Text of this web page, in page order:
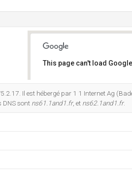
This page can't load
Il est hébergé par 1 1 Internet Ag
DNS sont ns61.1and1.fr, et ns62.1and1.fr.